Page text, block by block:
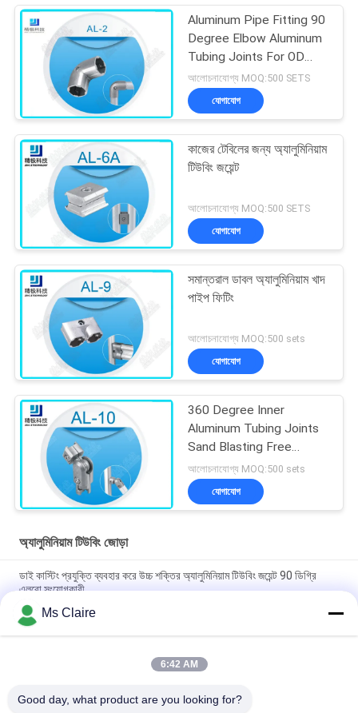
Aluminum Pipe Fitting 90
Degree Elbow Aluminum
Tubing Joints For OD
28mm Pipe
আলোচনাযোগ্য MOQ:500 SETS
যোগাযোগ
কাজের টেবিলের জন্য অ্যালুমিনিয়াম
টিউবিং জয়েন্ট
আলোচনাযোগ্য MOQ:500 SETS
যোগাযোগ
সমান্তরাল ডাবল অ্যালুমিনিয়াম খাদ
পাইপ ফিটিং
আলোচনাযোগ্য MOQ:500 sets
যোগাযোগ
360 Degree Inner
Aluminum Tubing Joints
Sand Blasting Free
Rotation AL-10
আলোচনাযোগ্য MOQ:500 sets
যোগাযোগ
অ্যালুমিনিয়াম টিউবিং জোড়া
ডাই কাস্টিং প্রযুক্তি ব্যবহার করে উচ্চ শক্তির অ্যালুমিনিয়াম টিউবিং জয়েন্ট 90 ডিগ্রি
এলবো সংযোগকারী
আইএসও ৯০০১ সার্টিফাইড ডাই কাস্টিং অ্যানোডাইজিং সিলভার অ্যালুমিনিয়াম পাইপ জয়েন্ট
লিন টিউব সিস্টেম এবং শিল্প কর্মস্থলগুলির জন্য
টিউবিং র্যাক সিস্টেমের জন্য 90 ডিগ্রি মহিলা অ্যালুমিনিয়াম পাইপ জয়েন্ট ডাই কাস্টিং এলবো
Ms Claire
6:42 AM
Good day, what product are you looking for?